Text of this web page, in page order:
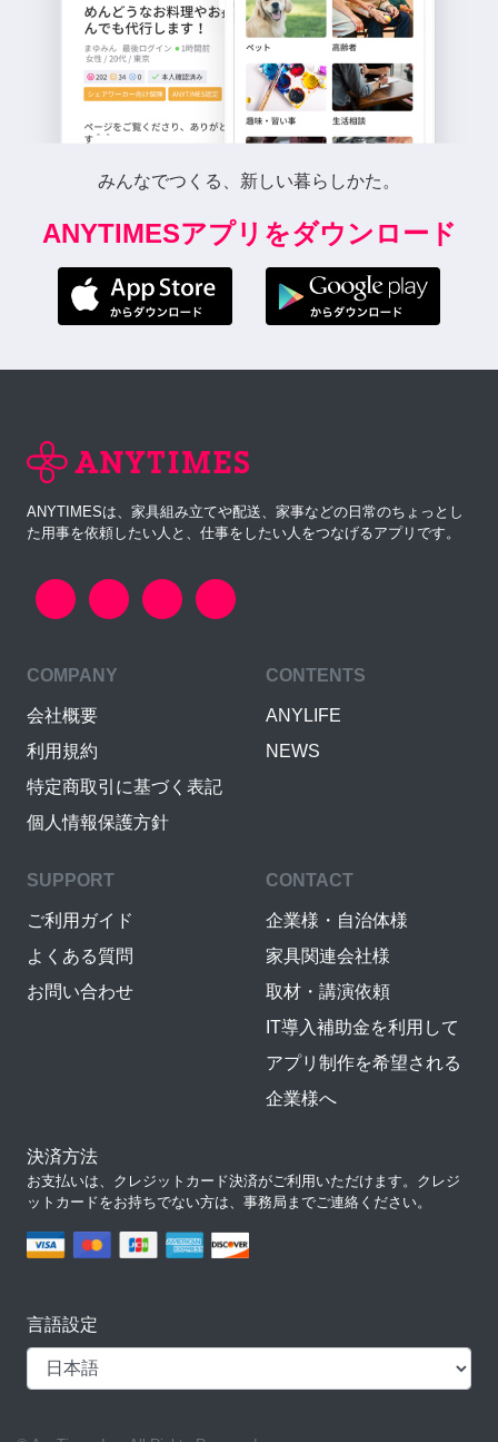
みんなでつくる、新しい暮らしかた。
ANYTIMESアプリをダウンロード
ANYTIMESは、家具組み立てや配送、家事などの日常のちょっとし
た用事を依頼したい人と、仕事をしたい人をつなげるアプリです。
COMPANY
会社概要
利用規約
特定商取引に基づく表記
個人情報保護方針
CONTENTS
ANYLIFE
NEWS
SUPPORT
ご利用ガイド
よくある質問
お問い合わせ
CONTACT
企業様・自治体様
家具関連会社様
取材・講演依頼
IT導入補助金を利用して
アプリ制作を希望される
企業様へ
決済方法
お支払いは、クレジットカード決済がご利用いただけます。クレジ
ットカードをお持ちでない方は、事務局までご連絡ください。
言語設定